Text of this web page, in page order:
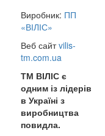
Виробник: ПП
«ВІЛІС»
Веб сайтvilis-
tm.com.ua
ТМ ВІЛІС є
одним із лідерів
в Україні з
виробництва
повидла.